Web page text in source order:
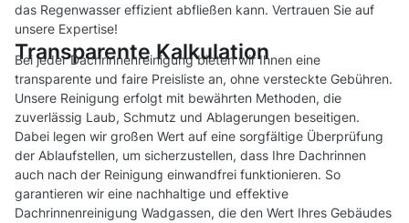
das Regenwasser effizient abfließen kann. Vertrauen Sie auf
unsere Expertise!
Transparente Kalkulation
Bei jeder Dachrinnenreinigung bieten wir Ihnen eine
transparente und faire Preisliste an, ohne versteckte Gebühren.
Unsere Reinigung erfolgt mit bewährten Methoden, die
zuverlässig Laub, Schmutz und Ablagerungen beseitigen.
Dabei legen wir großen Wert auf eine sorgfältige Überprüfung
der Ablaufstellen, um sicherzustellen, dass Ihre Dachrinnen
auch nach der Reinigung einwandfrei funktionieren. So
garantieren wir eine nachhaltige und effektive
Dachrinnenreinigung Wadgassen, die den Wert Ihres Gebäudes